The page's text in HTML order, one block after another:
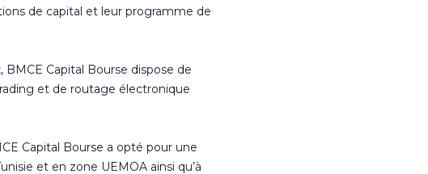
de capital et leur programme de
Capital Bourse dispose de
et de routage électronique
Capital Bourse a opté pour une
et en zone UEMOA ainsi qu’à